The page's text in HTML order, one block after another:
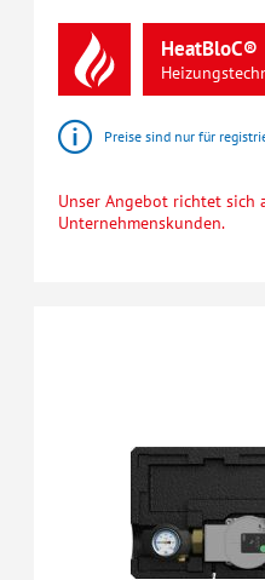
HeatBloC®
Preise sind nur für
Unser Angebot richtet sich
Unternehmenskunden.